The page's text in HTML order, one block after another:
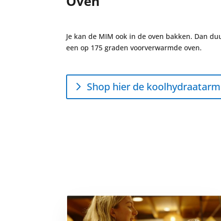
Je kan de MIM ook in de oven bakken. Dan
een op 175 graden voorverwarmde oven.
Shop hier de